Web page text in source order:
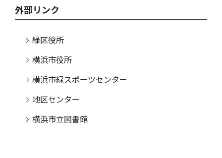
外部リンク
緑区役所
横浜市役所
横浜市緑スポーツセンター
地区センター
横浜市立図書館